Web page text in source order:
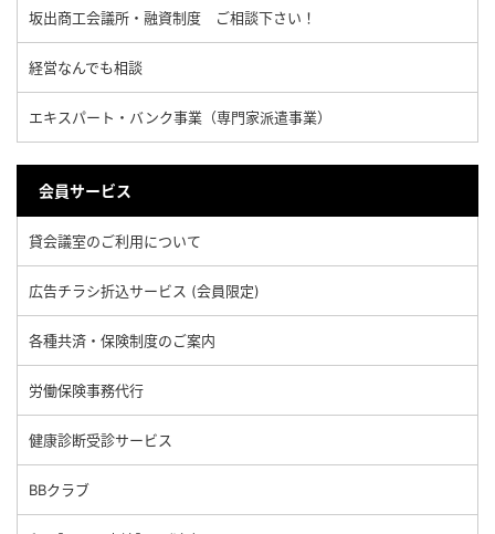
坂出商工会議所・融資制度 ご相談下さい！
経営なんでも相談
エキスパート・バンク事業（専門家派遣事業）
会員サービス
貸会議室のご利用について
広告チラシ折込サービス (会員限定)
各種共済・保険制度のご案内
労働保険事務代行
健康診断受診サービス
BBクラブ